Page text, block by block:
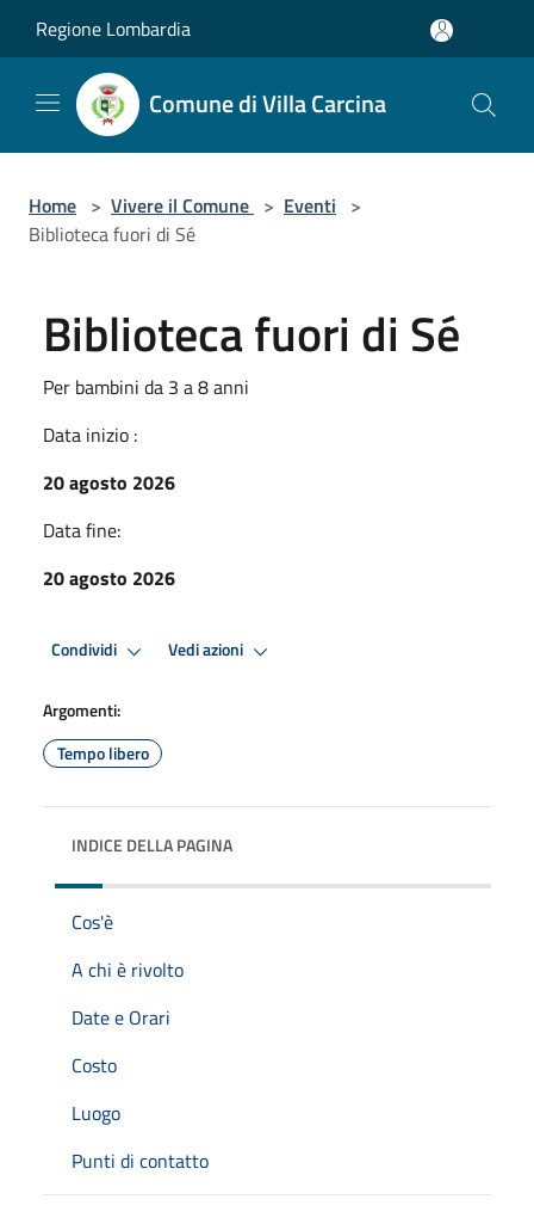
Regione Lombardia
Comune di Villa Carcina
Home > Vivere il Comune > Eventi >
Biblioteca fuori di Sé
Biblioteca fuori di Sé
Per bambini da 3 a 8 anni
Data inizio :
20 agosto 2026
Data fine:
20 agosto 2026
Condividi Vedi azioni
Argomenti:
Tempo libero
INDICE DELLA PAGINA
Cos'è
A chi è rivolto
Date e Orari
Costo
Luogo
Punti di contatto